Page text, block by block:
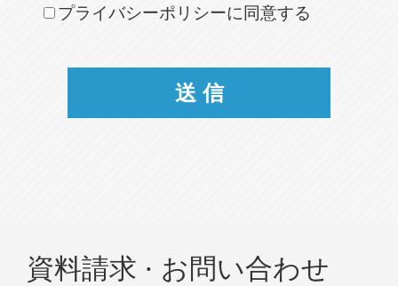
プライバシーポリシーに同意する
資料請求 · お問い合わせ